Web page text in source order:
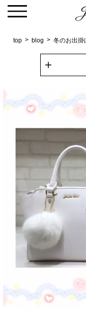
top blog 冬のお出掛